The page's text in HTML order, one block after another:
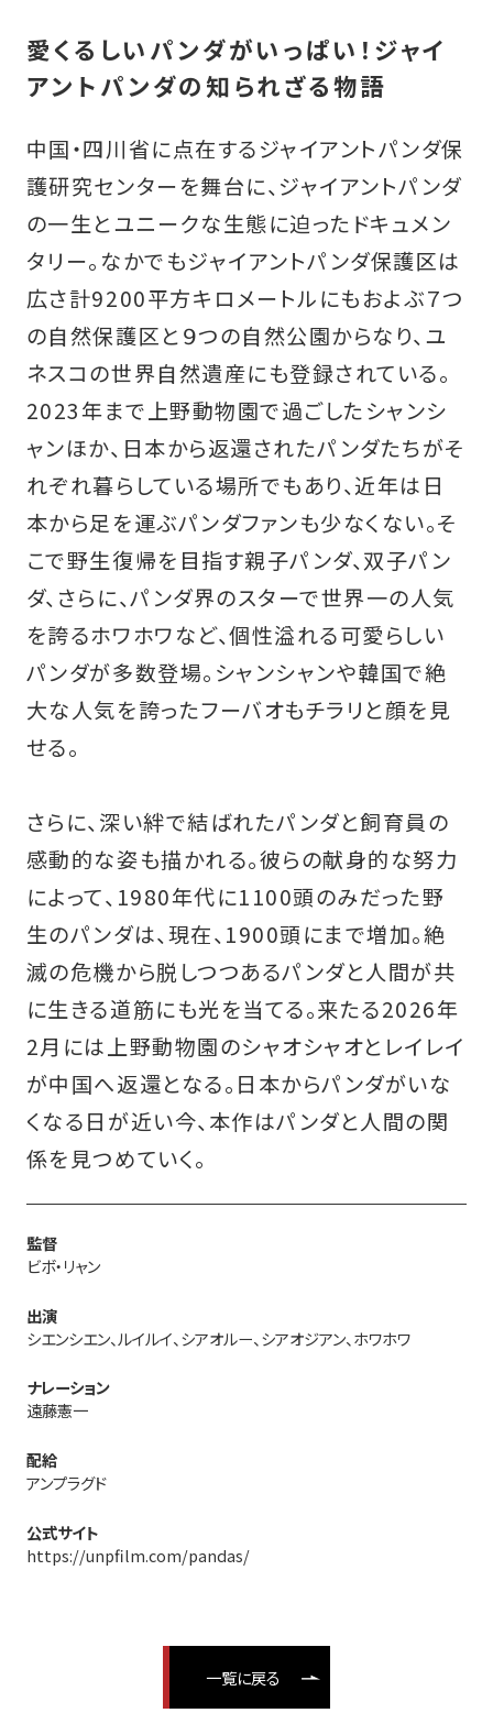
愛くるしいパンダがいっぱい！ジャイ
アントパンダの知られざる物語
中国・四川省に点在するジャイアントパンダ保
護研究センターを舞台に、ジャイアントパンダ
の一生とユニークな生態に迫ったドキュメン
タリー。なかでもジャイアントパンダ保護区は
広さ計9200平方キロメートルにもおよぶ７つ
の自然保護区と９つの自然公園からなり、ユ
ネスコの世界自然遺産にも登録されている。
2023年まで上野動物園で過ごしたシャンシ
ャンほか、日本から返還されたパンダたちがそ
れぞれ暮らしている場所でもあり、近年は日
本から足を運ぶパンダファンも少なくない。そ
こで野生復帰を目指す親子パンダ、双子パン
ダ、さらに、パンダ界のスターで世界一の人気
を誇るホワホワなど、個性溢れる可愛らしい
パンダが多数登場。シャンシャンや韓国で絶
大な人気を誇ったフーバオもチラリと顔を見
せる。
さらに、深い絆で結ばれたパンダと飼育員の
感動的な姿も描かれる。彼らの献身的な努力
によって、1980年代に1100頭のみだった野
生のパンダは、現在、1900頭にまで増加。絶
滅の危機から脱しつつあるパンダと人間が共
に生きる道筋にも光を当てる。来たる2026年
2月には上野動物園のシャオシャオとレイレイ
が中国へ返還となる。日本からパンダがいな
くなる日が近い今、本作はパンダと人間の関
係を見つめていく。
監督
ビボ・リャン
出演
シエンシエン、ルイルイ、シアオルー、シアオジアン、ホワホワ
ナレーション
遠藤憲一
配給
アンプラグド
公式サイト
https://unpfilm.com/pandas/
一覧に戻る